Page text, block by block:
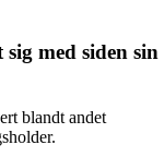
med siden sin
blandt andet